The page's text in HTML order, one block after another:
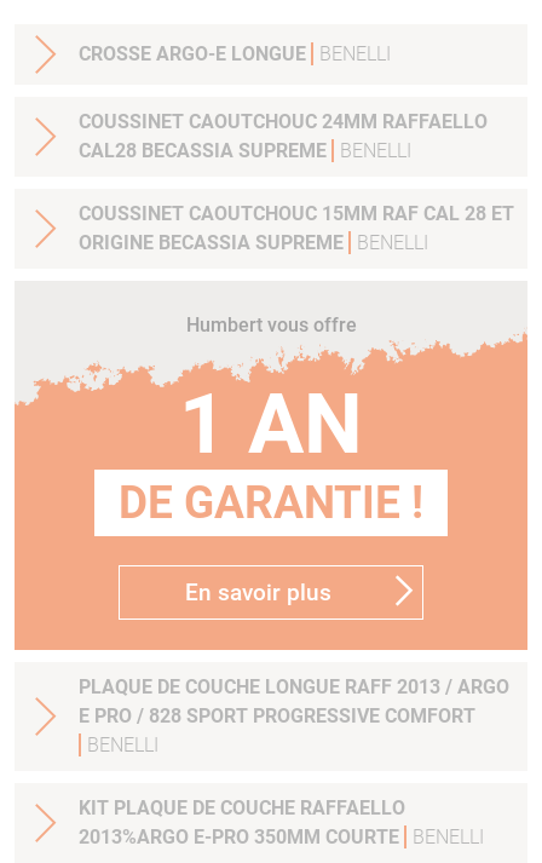
CROSSE ARGO-E LONGUE BENELLI
COUSSINET CAOUTCHOUC 24MM RAFFAELLO
CAL28 BECASSIA SUPREME
BENELLI
COUSSINET CAOUTCHOUC 15MM RAF CAL 28 ET
ORIGINE BECASSIA SUPREME
BENELLI
Humbert vous offre
1 AN
DE GARANTIE !
En savoir plus
PLAQUE DE COUCHE LONGUE RAFF 2013 / ARGO
E PRO / 828 SPORT PROGRESSIVE COMFORT
BENELLI
KIT PLAQUE DE COUCHE RAFFAELLO
2013%ARGO E-PRO 350MM COURTE
BENELLI